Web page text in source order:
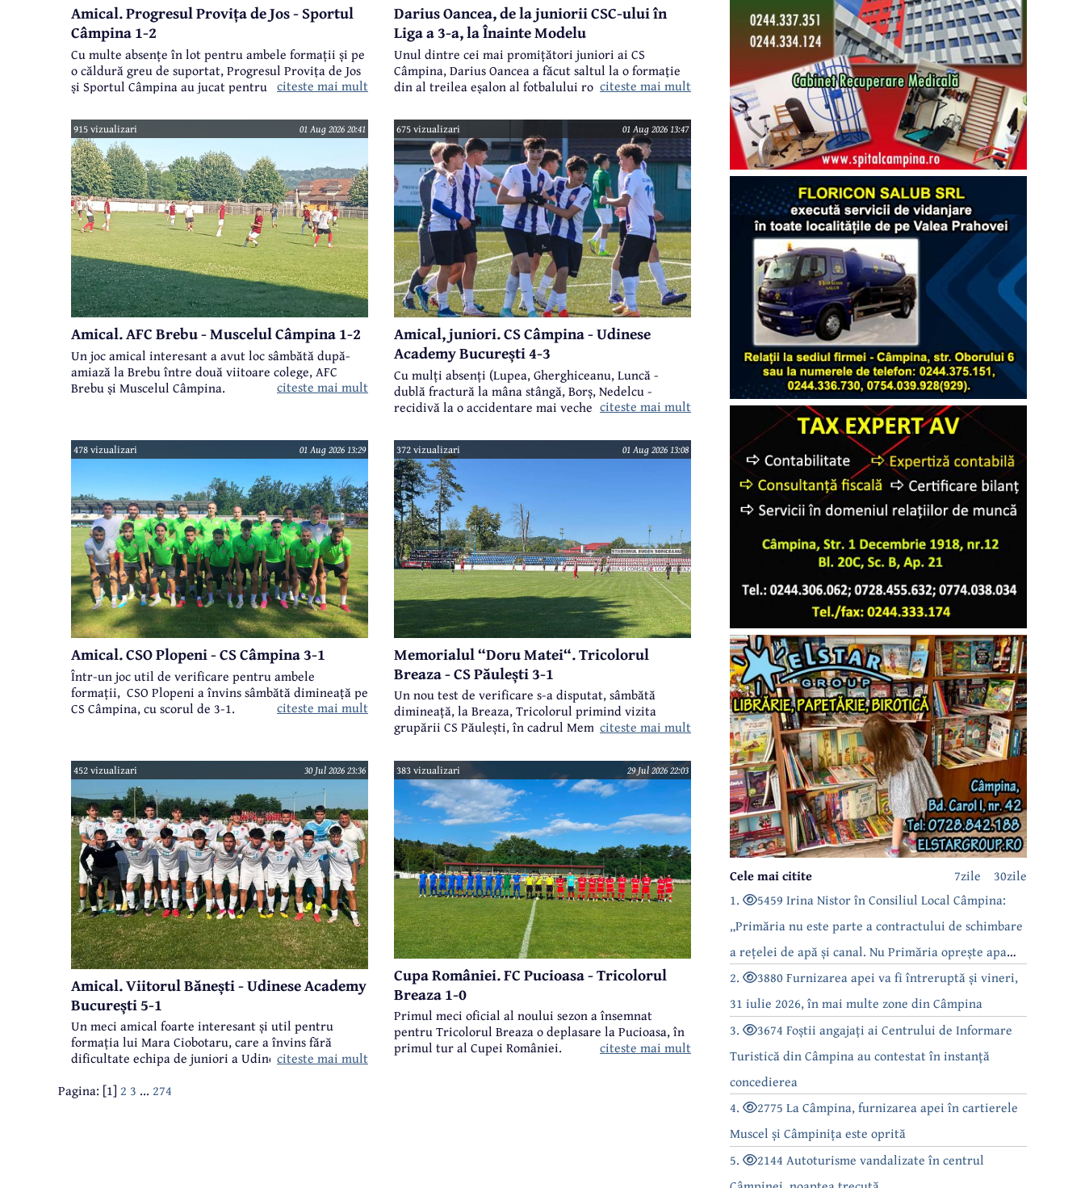
Amical. Progresul Provița de Jos - Sportul
Câmpina 1-2
Cu multe absențe în lot pentru ambele formații și pe
o căldură greu de suportat, Progresul Provița de Jos
și Sportul Câmpina au jucat pentru un meci amical.
citeste mai mult
Darius Oancea, de la juniorii CSC-ului în
Liga a 3-a, la Înainte Modelu
Unul dintre cei mai promițători juniori ai CS
Câmpina, Darius Oancea a făcut saltul la o formație
din al treilea eșalon al fotbalului românesc - Înainte
citeste mai mult
915 vizualizari 01 Aug 2026 20:41
Amical. AFC Brebu - Muscelul Câmpina 1-2
Un joc amical interesant a avut loc sâmbătă după-
amiază la Brebu între două viitoare colege, AFC
Brebu și Muscelul Câmpina.
citeste mai mult
675 vizualizari 01 Aug 2026 13:47
Amical, juniori. CS Câmpina - Udinese
Academy București 4-3
Cu mulți absenți (Lupea, Gherghiceanu, Luncă -
dublă fractură la mâna stângă, Borș, Nedelcu -
recidivă la o accidentare mai veche, Frusina - exclus
la ACS Modelu Călărași în Liga a III-a, Manea), trupa
de juniori a CS Câmpina, antrenor Roberto Opatchi, a
întâlnit într-un meci amical formația Udinese
Academy Bucuresti, grupa 2009-2010.
citeste mai mult
478 vizualizari 01 Aug 2026 13:29
Amical. CSO Plopeni - CS Câmpina 3-1
Într-un joc util de verificare pentru ambele
formații, CSO Plopeni a învins sâmbătă dimineață pe
CS Câmpina, cu scorul de 3-1.
citeste mai mult
372 vizualizari 01 Aug 2026 13:08
Memorialul “Doru Matei“. Tricolorul
Breaza - CS Păulești 3-1
Un nou test de verificare s-a disputat, sâmbătă
dimineață, la Breaza, Tricolorul primind vizita
grupării CS Păulești, în cadrul Memorialului “Doru
citeste mai mult
452 vizualizari 30 Jul 2026 23:36
Amical. Viitorul Bănești - Udinese Academy
București 5-1
Un meci amical foarte interesant și util pentru
formația lui Mara Ciobotaru, care a învins fără
dificultate echipa de juniori a Udinese Academy din
citeste mai mult
383 vizualizari 29 Jul 2026 22:03
Cupa României. FC Pucioasa - Tricolorul
Breaza 1-0
Primul meci oficial al noului sezon a însemnat
pentru Tricolorul Breaza o deplasare la Pucioasa, în
primul tur al Cupei României.
citeste mai mult
Pagina: [1] 2 3 ... 274
30zile
7zile
Cele mai citite
1.
5459 Irina Nistor în Consiliul Local Câmpina:
„Primăria nu este parte a contractului de schimbare
a rețelei de apă și canal. Nu Primăria oprește apa
câmpinenilor!”
2.
3880 Furnizarea apei va fi întreruptă și vineri,
31 iulie 2026, în mai multe zone din Câmpina
3.
3674 Foștii angajați ai Centrului de Informare
Turistică din Câmpina au contestat în instanță
concedierea
4.
2775 La Câmpina, furnizarea apei în cartierele
Muscel și Câmpinița este oprită
5.
2144 Autoturisme vandalizate în centrul